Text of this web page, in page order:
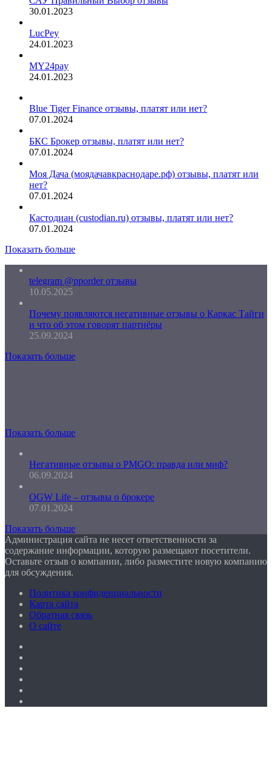
30.01.2023
LucPey
24.01.2023
MY24pay
24.01.2023
Blue Tiger Finance отзывы, платят или нет?
07.01.2024
БКС Брокер отзывы, платят или нет?
07.01.2024
Моя Дача (моядачавкраснодаре.рф) отзывы, платят или
нет?
07.01.2024
Кастодиан (custodian.ru) отзывы, платят или нет?
07.01.2024
Показать больше
telegram @pporder отзывы
10.05.2025
Почему появляются негативные отзывы о Каркас Тайги
и что об этом говорят партнёры
25.09.2024
Показать больше
Показать больше
Негативные отзывы о PMGO: правда или миф?
06.09.2024
OGW Life – отзывы о брокере
07.01.2024
Показать больше
Администрация сайта не несет ответственности за
содержание информации, которую размещают посетители.
Оставьте отзыв о компании, либо разместите новую компанию
для обсуждения.
Политика конфиденциальности
Карта сайта
Обратная связь
О сайте